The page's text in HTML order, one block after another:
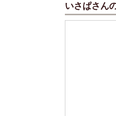
いさぱさん